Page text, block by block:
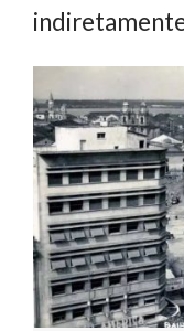
indiretamente